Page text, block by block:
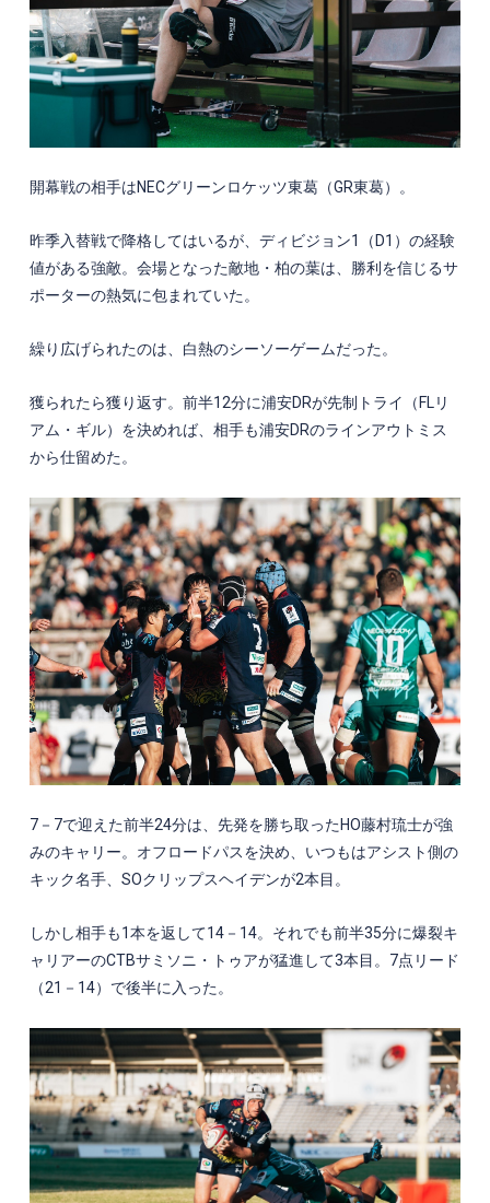
開幕戦の相手はNECグリーンロケッツ東葛（GR東葛）。
昨季入替戦で降格してはいるが、ディビジョン1 （ D1 ）の経験
値がある強敵。会場となった敵地・柏の葉は、勝利を信じるサ
ポーターの熱気に包まれていた。
繰り広げられたのは、白熱のシーソーゲームだった。
獲られたら獲り返す。前半12分に浦安DRが先制トライ（ FL リ
アム・ギル）を決めれば、相手も浦安DRのラインアウトミス
から仕留めた。
7－ 7で迎えた前半24分は、先発を勝ち取ったHO藤村琉士が強
みのキャリー。オフロードパスを決め、いつもはアシスト側の
キック名手、 SOクリップスヘイデンが2本目。
しかし相手も1本を返して14－ 14。それでも前半35分に爆裂キ
ャリアーのCTBサミソニ・トゥアが猛進して3本目。 7点リード
（21 － 14）で後半に入った。